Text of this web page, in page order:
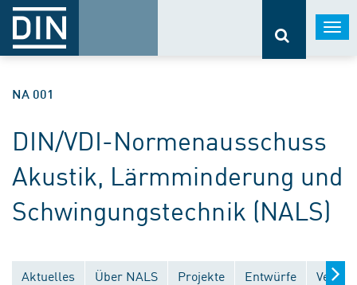
NA 001
DIN/VDI-Normenausschuss
Akustik, Lärmminderung und
Schwingungstechnik (NALS)
Aktuelles Über NALS Projekte Entwürfe